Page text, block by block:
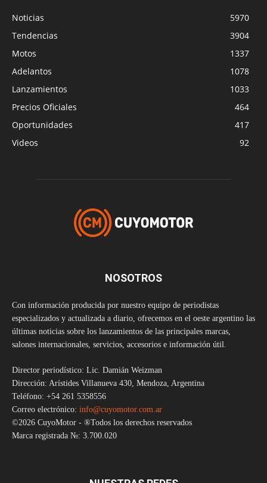
Noticias
5970
Tendencias
3904
Motos
1337
Adelantos
1078
Lanzamientos
1033
Precios Oficiales
464
Oportunidades
417
Videos
92
NOSOTROS
Con información producida por nuestro equipo de periodistas
especializados y actualizada a diario, ofrecemos en el oeste argentino las
últimas noticias sobre los lanzamientos de las principales marcas,
salones internacionales, servicios, accesorios e información útil.
Director periodístico: Lic. Damián Weizman
Dirección: Arístides Villanueva 430, Mendoza, Argentina
Teléfono: +54 261 5358556
Correo electrónico: info@cuyomotor.com.ar
©2026 CuyoMotor - ®Todos los derechos reservados
Marca registrada №: 3.700.020